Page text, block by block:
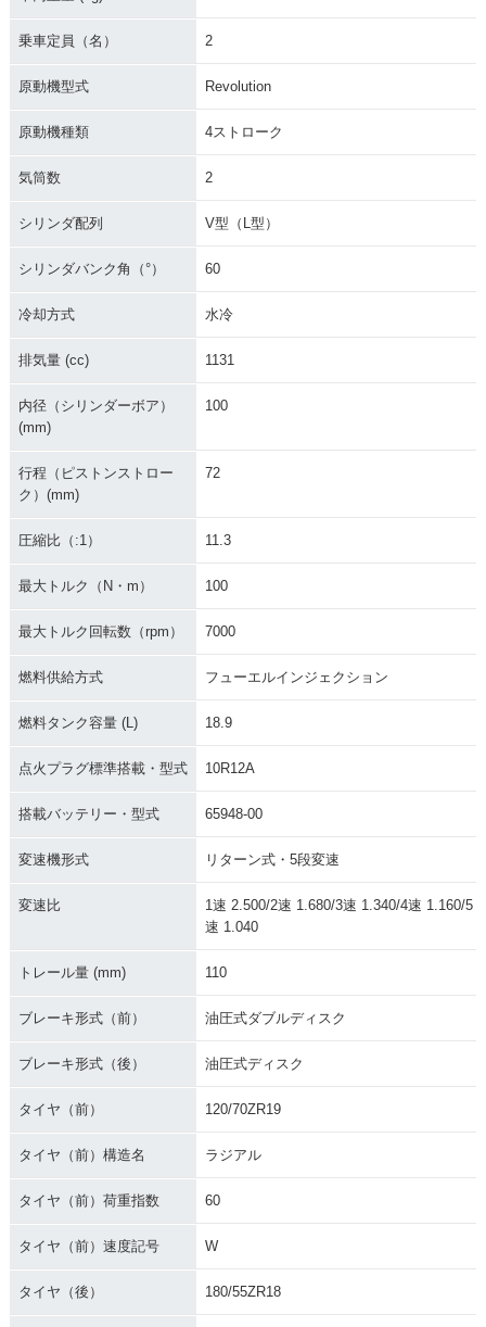
乗車定員（名） 2
原動機型式 Revolution
原動機種類 4ストローク
気筒数 2
シリンダ配列 V型（L型）
シリンダバンク角（°） 60
冷却方式 水冷
排気量 (cc) 1131
内径（シリンダーボア）
(mm)
100
行程（ピストンストロー
ク）(mm)
72
圧縮比（:1） 11.3
最大トルク（N・m） 100
最大トルク回転数（rpm） 7000
燃料供給方式 フューエルインジェクション
燃料タンク容量 (L) 18.9
点火プラグ標準搭載・型式 10R12A
搭載バッテリー・型式 65948-00
変速機形式 リターン式・5段変速
変速比
1速 2.500/2速 1.680/3速 1.340/4速 1.160/5
速 1.040
トレール量 (mm) 110
ブレーキ形式（前） 油圧式ダブルディスク
ブレーキ形式（後） 油圧式ディスク
タイヤ（前） 120/70ZR19
タイヤ（前）構造名 ラジアル
タイヤ（前）荷重指数 60
タイヤ（前）速度記号 W
タイヤ（後） 180/55ZR18